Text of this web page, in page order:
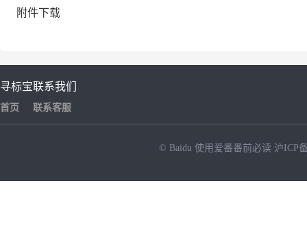
附件下载
寻标宝
首页
联系我们
联系客服
© Baidu 使用爱番番前必读 沪ICP